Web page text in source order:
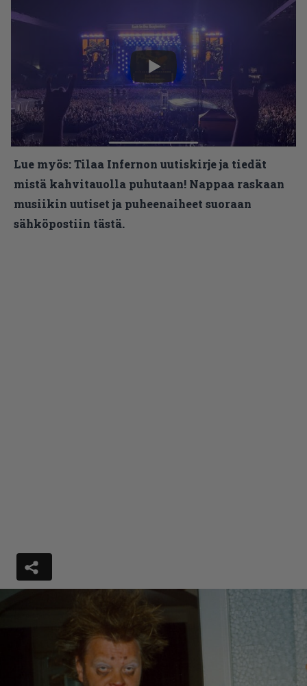
Lue myös:Tilaa Infernon uutiskirje ja tiedät
mistä kahvitauolla puhutaan! Nappaa raskaan
musiikin uutiset ja puheenaiheet suoraan
sähköpostiin tästä.